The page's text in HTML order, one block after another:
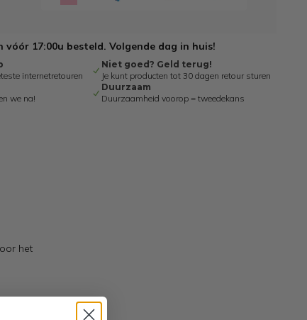
vóór 17:00u besteld. Volgende dag in huis!
internetretouren
Niet goed? Geld terug!
Je kunt producten tot 30 dagen retour sturen
we na!
Duurzaam
Duurzaamheid voorop = tweedekans
het